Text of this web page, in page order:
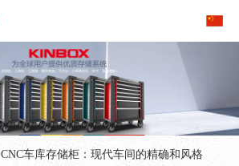
CNC车库存储柜：现代车间的精确和风格